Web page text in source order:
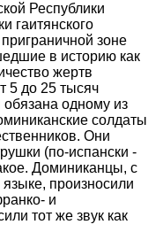
Республики
гаитянского
зоне
в историю как
жертв
5 до 25 тысяч
одному из
солдаты
Они
(по-испански -
Доминиканцы, с
произносили
и
тот же звук как